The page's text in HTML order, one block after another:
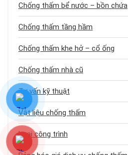
Chống thấm bể nước – bồn chứa
Chống thấm tầng hầm
Chống thấm khe hở – cổ ống
Chống thấm nhà cũ
Tư vấn kỹ thuật
Vật liệu chống thấm
Loại công trình